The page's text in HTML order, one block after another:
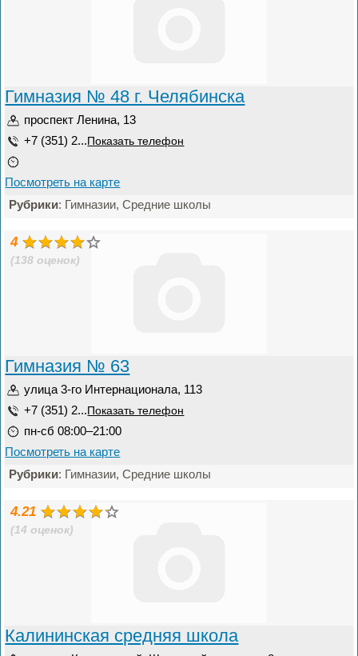
Гимназия № 48 г. Челябинска
проспект Ленина, 13
+7 (351) 2... Показать телефон
Посмотреть на карте
Рубрики: Гимназии, Средние школы
4
(138 оценок)
Гимназия № 63
улица 3-го Интернационала, 113
+7 (351) 2... Показать телефон
пн-сб 08:00–21:00
Посмотреть на карте
Рубрики: Гимназии, Средние школы
4.21
(14 оценок)
Калининская средняя школа